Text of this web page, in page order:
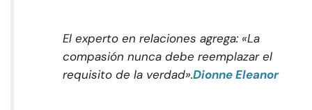
El experto en relaciones agrega: «La
compasión nunca debe reemplazar el
requisito de la verdad».Dionne Eleanor